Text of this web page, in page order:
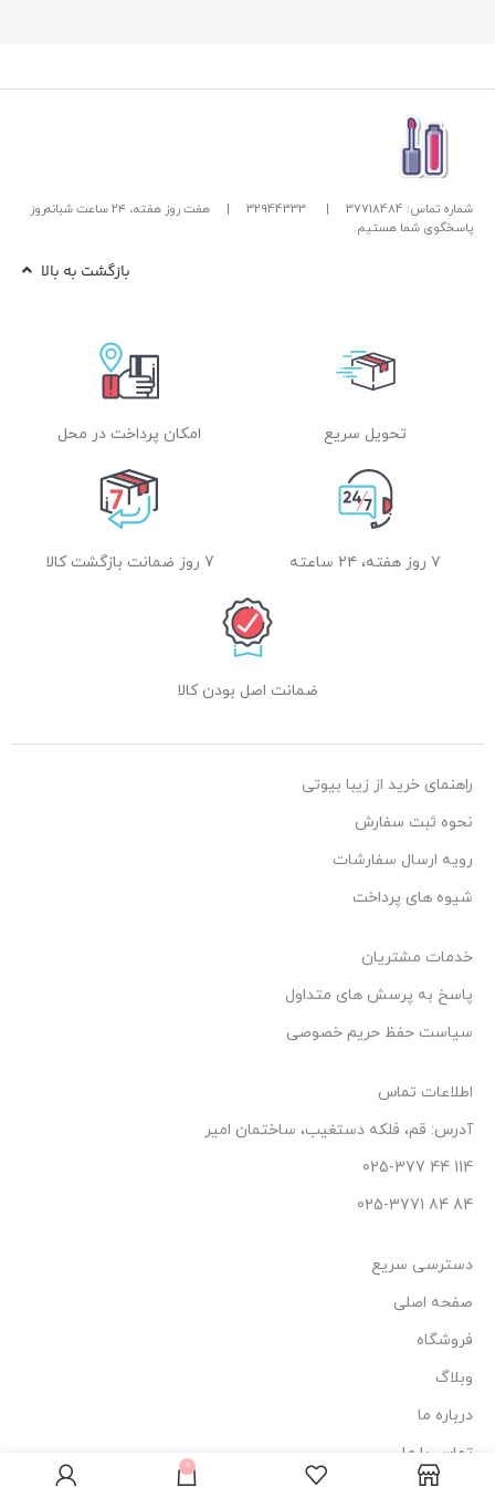
شماره تماس: 37718484 |
32944333
|
هفت روز هفته، ۲۴ ساعت شبانه‌روز
پاسخگوی شما هستیم.
بازگشت به بالا
تحویل سریع امکان پرداخت در محل
۷ روز هفته، ۲۴ ساعته 7 روز ضمانت بازگشت کالا
ضمانت اصل بودن کالا
راهنمای خرید از زیبا بیوتی
نحوه ثبت سفارش
رویه ارسال سفارشات
شیوه های پرداخت
خدمات مشتریان
پاسخ به پرسش های متداول
سیاست حفظ حریم خصوصی
اطلاعات تماس
آدرس: قم، فلکه دستغیب، ساختمان امیر
114 44 025-377
84 84 025-3771
دسترسی سریع
صفحه اصلی
فروشگاه
وبلاگ
درباره ما
تماس با مافاقد
350.000
0